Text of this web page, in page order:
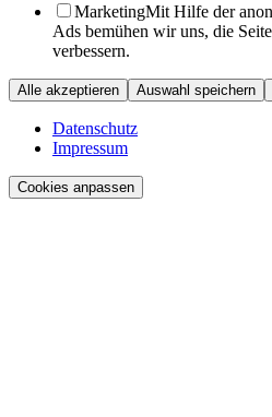
MarketingMit Hilfe der
Ads bemühen wir uns, die
verbessern.
Alle akzeptieren Auswahl speichern
Datenschutz
Impressum
Cookies anpassen